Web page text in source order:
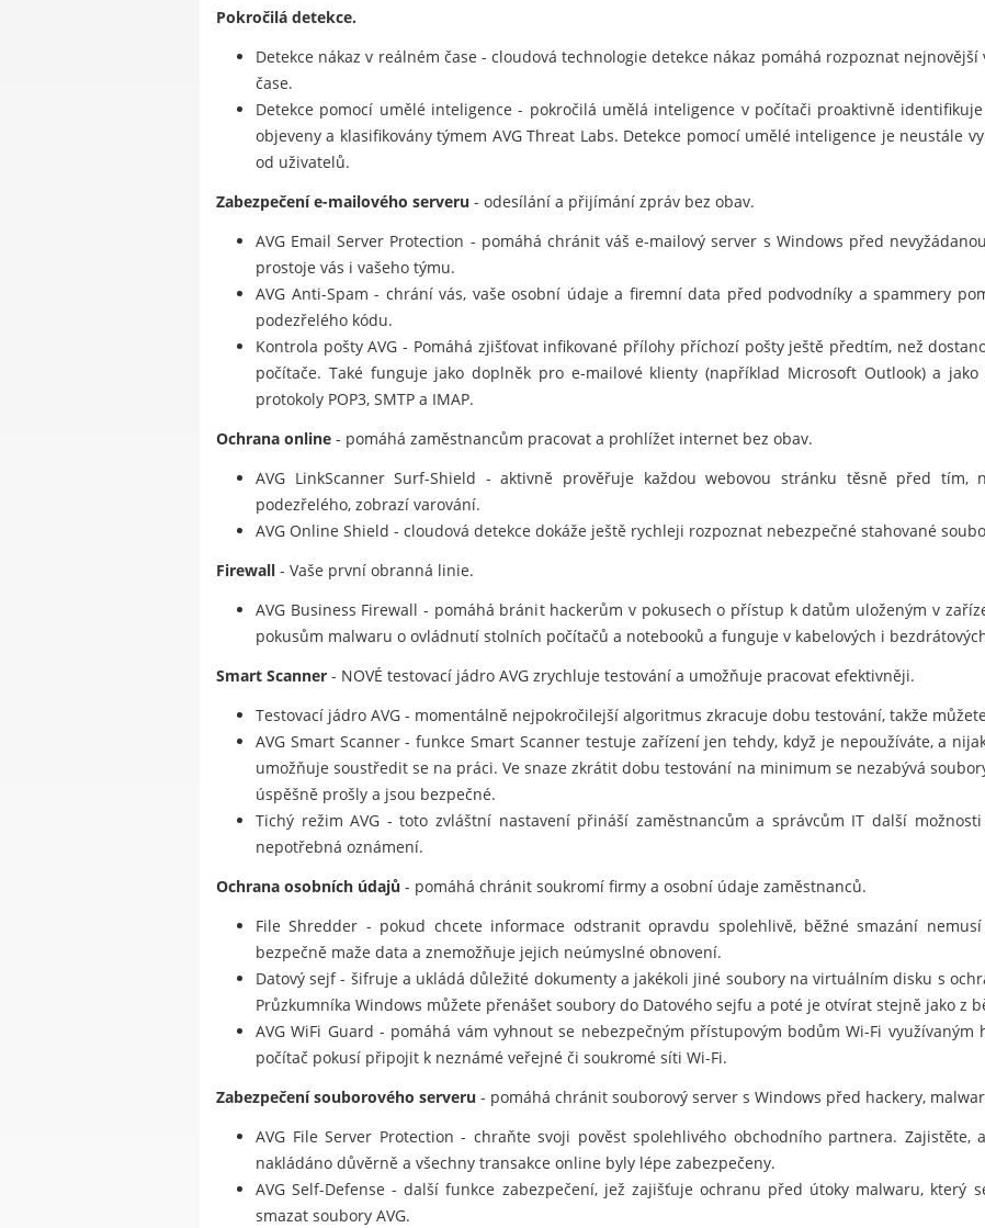
Pokročilá detekce.
Detekce nákaz v reálném čase - cloudová technologie detekce nákaz pomáhá rozpoznat
čase.
Detekce pomocí umělé inteligence - pokročilá umělá inteligence v počítači proaktivně
objeveny a klasifikovány týmem AVG Threat Labs. Detekce pomocí umělé inteligence je neustále
od uživatelů.
Zabezpečení e-mailového serveru - odesílání a přijímání zpráv bez obav.
AVG Email Server Protection - pomáhá chránit váš e-mailový server s Windows před
prostoje vás i vašeho týmu.
AVG Anti-Spam - chrání vás, vaše osobní údaje a firemní data před podvodníky a spammery
podezřelého kódu.
Kontrola pošty AVG - Pomáhá zjišťovat infikované přílohy příchozí pošty ještě předtím, než
počítače. Také funguje jako doplněk pro e-mailové klienty (například Microsoft Outlook) a
protokoly POP3, SMTP a IMAP.
Ochrana online - pomáhá zaměstnancům pracovat a prohlížet internet bez obav.
AVG LinkScanner Surf-Shield - aktivně prověřuje každou webovou stránku těsně před
podezřelého, zobrazí varování.
AVG Online Shield - cloudová detekce dokáže ještě rychleji rozpoznat nebezpečné stahované
Firewall - Vaše první obranná linie.
AVG Business Firewall - pomáhá bránit hackerům v pokusech o přístup k datům uloženým v
pokusům malwaru o ovládnutí stolních počítačů a notebooků a funguje v kabelových i
Smart Scanner - NOVÉ testovací jádro AVG zrychluje testování a umožňuje pracovat efektivněji.
Testovací jádro AVG - momentálně nejpokročilejší algoritmus zkracuje dobu testování, takže
AVG Smart Scanner - funkce Smart Scanner testuje zařízení jen tehdy, když je nepoužíváte, a
umožňuje soustředit se na práci. Ve snaze zkrátit dobu testování na minimum se nezabývá
úspěšně prošly a jsou bezpečné.
Tichý režim AVG - toto zvláštní nastavení přináší zaměstnancům a správcům IT další
nepotřebná oznámení.
Ochrana osobních údajů - pomáhá chránit soukromí firmy a osobní údaje zaměstnanců.
File Shredder - pokud chcete informace odstranit opravdu spolehlivě, běžné smazání
bezpečně maže data a znemožňuje jejich neúmyslné obnovení.
Datový sejf - šifruje a ukládá důležité dokumenty a jakékoli jiné soubory na virtuálním disku s
Průzkumníka Windows můžete přenášet soubory do Datového sejfu a poté je otvírat stejně jako z
AVG WiFi Guard - pomáhá vám vyhnout se nebezpečným přístupovým bodům Wi-Fi využívaným
počítač pokusí připojit k neznámé veřejné či soukromé síti Wi-Fi.
Zabezpečení souborového serveru - pomáhá chránit souborový server s Windows před hackery,
AVG File Server Protection - chraňte svoji pověst spolehlivého obchodního partnera. Zajistěte,
nakládáno důvěrně a všechny transakce online byly lépe zabezpečeny.
AVG Self-Defense - další funkce zabezpečení, jež zajišťuje ochranu před útoky malwaru, který
smazat soubory AVG.